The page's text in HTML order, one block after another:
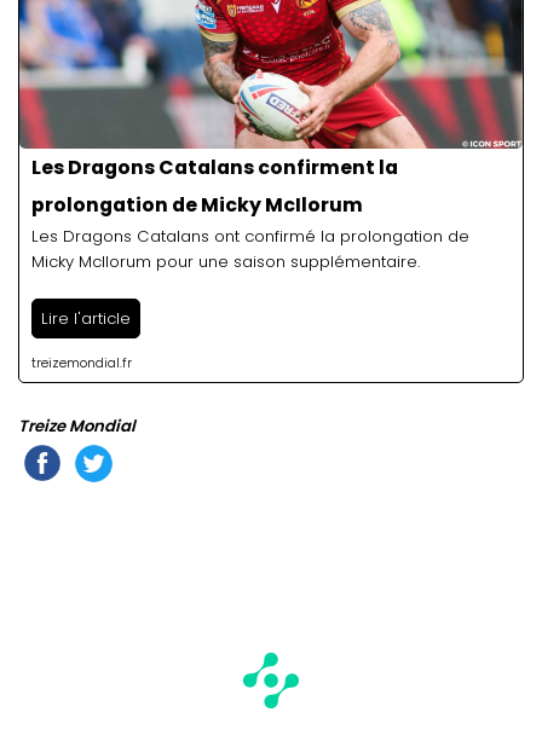
Les Dragons Catalans confirment la
prolongation de Micky McIlorum
Les Dragons Catalans ont confirmé la prolongation de
Micky McIlorum pour une saison supplémentaire.
Lire l'article
treizemondial.fr
Treize Mondial